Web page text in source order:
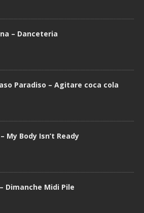
– Danceteria
Paradiso – Agitare coca cola
My Body Isn’t Ready
Dimanche Midi Pile